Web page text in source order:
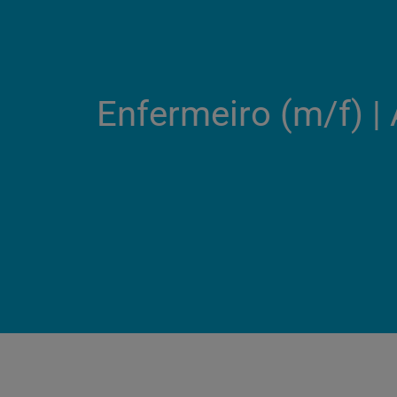
Enfermeiro (m/f)​ |